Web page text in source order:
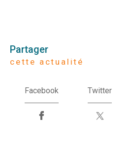
partager
cette actualité
Facebook Twitter